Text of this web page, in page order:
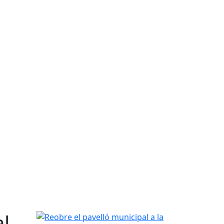
Reobre el pavelló municipal a la pràctica